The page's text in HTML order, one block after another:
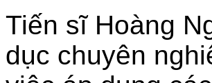
Tiến sĩ Hoàng
dục chuyên